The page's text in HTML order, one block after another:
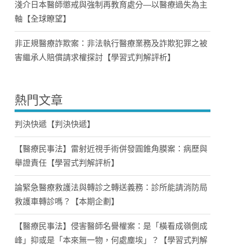
淺介日本醫師懲戒與強制再教育處分—以醫療過失為主
軸【全球瞭望】
非正規醫療詐欺案：非法執行醫療業務及詐欺犯罪之被
害繼承人賠償請求權探討【學習式判解評析】
熱門文章
判決快遞【判決快遞】
【醫療民事法】雷射近視手術併發圓錐角膜案：病歷與
舉證責任【學習式判解評析】
論緊急醫療救護法與轉診之轉送義務：診所能請消防局
救護車轉診嗎？【本期企劃】
【醫療民事法】侵害醫師名譽權案：是「橫看成嶺側成
峰」抑或是「本來無一物，何處塵埃」？【學習式判解